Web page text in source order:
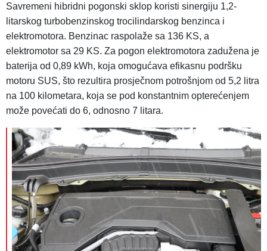
Savremeni hibridni pogonski sklop koristi sinergiju 1,2-
litarskog turbobenzinskog trocilindarskog benzinca i
elektromotora. Benzinac raspolaže sa 136 KS, a
elektromotor sa 29 KS. Za pogon elektromotora zadužena je
baterija od 0,89 kWh, koja omogućava efikasnu podršku
motoru SUS, što rezultira prosječnom potrošnjom od 5,2 litra
na 100 kilometara, koja se pod konstantnim opterećenjem
može povećati do 6, odnosno 7 litara.